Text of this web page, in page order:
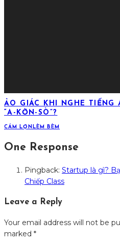
ẢO GIÁC KHI NGHE TIẾNG
“A-KỜN-SÒ”?
CÁM LỢN LÈM BÈM
One Response
Pingback: Startup là gì?
Chiếp Class
Leave a Reply
Your email address will not be
marked *